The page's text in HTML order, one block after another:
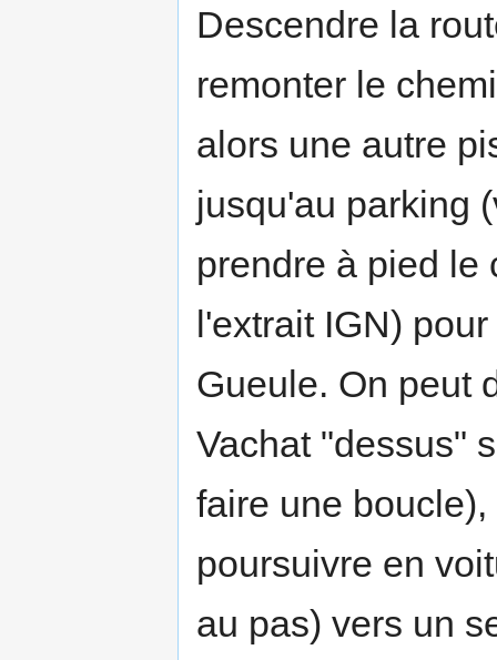
Descendre la
remonter le
alors une autre
jusqu'au parking
prendre à pied le
l'extrait IGN)
Gueule. On peut
Vachat "dessus"
faire une
poursuivre en
au pas) vers un